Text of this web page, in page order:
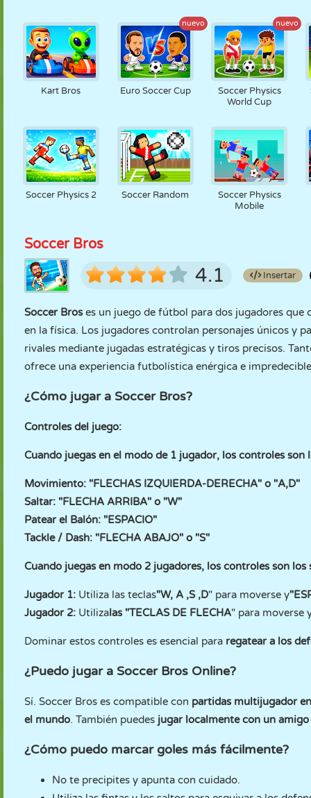
Kart Bros
nuevo
Euro Soccer Cup
nuevo
Soccer Physics
World Cup
Soccer Physics 2 Soccer Random
Soccer Physics
Mobile
Soccer Bros
4.1 Insertar
Soccer Broses un juego de fútbol para dos jugadores
en la física. Los jugadores controlan personajes únicos y
rivales mediante jugadas estratégicas y tiros precisos.
ofrece una experiencia futbolística enérgica e
¿Cómo jugar a Soccer Bros?
Controles del juego:
Cuando juegas en el modo de 1 jugador, los controles son
Movimiento: "FLECHAS IZQUIERDA-DERECHA" o "A,D"
Saltar: "FLECHA ARRIBA" o "W"
Patear el Balón: "ESPACIO"
Tackle / Dash: "FLECHA ABAJO" o "S"
Cuando juegas en modo 2 jugadores, los controles son los
Jugador 1: Utiliza las teclas"W, A ,S ,D" para moverse y
Jugador 2: Utilizalas "TECLAS DE FLECHA" para moverse
Dominar estos controles es esencial para regatear a los
¿Puedo jugar a Soccer Bros Online?
Sí. Soccer Bros es compatible con partidas multijugador
el mundo. También puedes jugar localmente con un amigo
¿Cómo puedo marcar goles más fácilmente?
No te precipites y apunta con cuidado.